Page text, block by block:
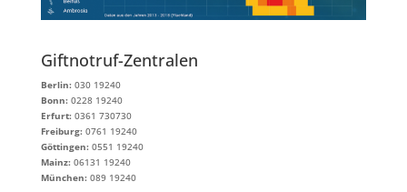
Giftnotruf-Zentralen
Berlin:030 19240
Bonn:0228 19240
Erfurt:0361 730730
Freiburg:0761 19240
Göttingen:0551 19240
Mainz:06131 19240
München:089 19240